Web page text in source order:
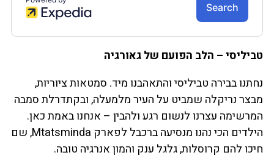
טביליסי – הלב הפועם של גאורגיה
נחתנו בבירה טביליסי והתאהבנו מיד. סמטאות ציוריות,
מבצר נריקלה שמביט על העיר מלמעלה, ובקתדרלת סמבה
המרשימה עצרנו לנשום רגע ולהבין – אנחנו באמת כאן.
הילדים הכי נהנו מנסיעה ברכבל לפארק Mtatsminda, שם
חיכו להם קרוסלות, גלגל ענק והמון אנרגיה טובה.